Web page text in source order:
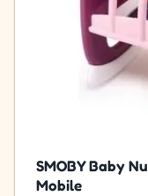
SMOBY Baby
Mobile